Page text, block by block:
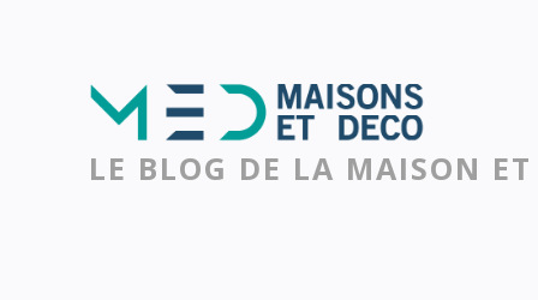
LE BLOG DE LA MAISON